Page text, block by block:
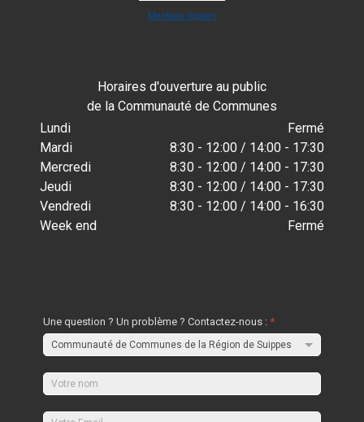
Mentions légales
Horaires d'ouverture au public
de la Communauté de Communes
Lundi
Fermé
Mardi
8:30 - 12:00 / 14:00 - 17:30
Mercredi
8:30 - 12:00 / 14:00 - 17:30
Jeudi
8:30 - 12:00 / 14:00 - 17:30
Vendredi
8:30 - 12:00 / 14:00 - 16:30
Week end
Fermé
Une question ? Un problème ? Contactez-nous :*